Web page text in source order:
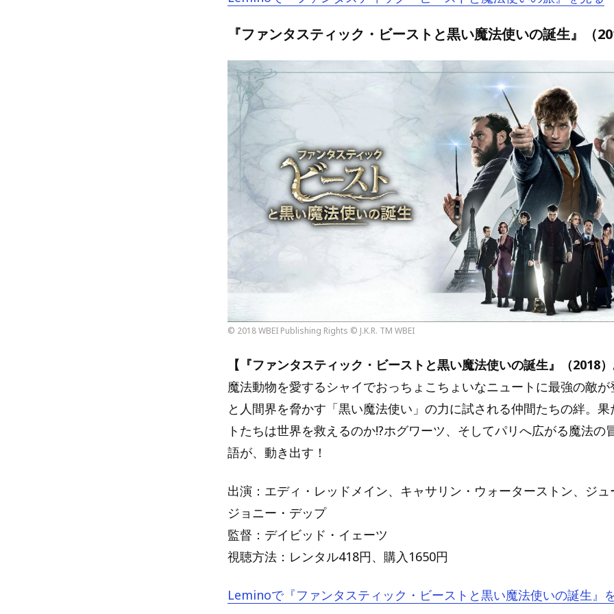
『ファンタスティック・ビーストと黒い魔法使いの誕生』（
© 2018 WBEI Publishing Rights © J.K.R. TM WBEI
【『ファンタスティック・ビーストと黒い魔法使いの誕生』（2018
魔法動物を愛するシャイでおっちょこちょいなニュートに最強の敵
と人間界を脅かす「黒い魔法使い」の力に試される仲間たちの絆。
トたちは世界を救えるのか!?ホグワーツ、そしてパリへ広がる魔法の
語が、動き出す！
出演：エディ・レッドメイン、キャサリン・ウォーターストン、ジ
ジョニー・デップ
監督：デイビッド・イェーツ
視聴方法：レンタル418円、購入1650円
Leminoで『ファンタスティック・ビーストと黒い魔法使いの誕生』